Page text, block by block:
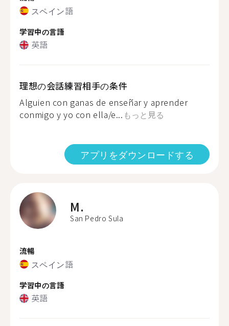
スペイン語
学習中の言語
英語
理想の会話練習相手の条件
Alguien con ganas de enseñar y aprender
conmigo y yo con ella/e... もっと見る
アプリをダウンロードする
M.
San Pedro Sula
流暢
スペイン語
学習中の言語
英語